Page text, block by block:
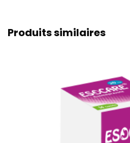
Produits similaires